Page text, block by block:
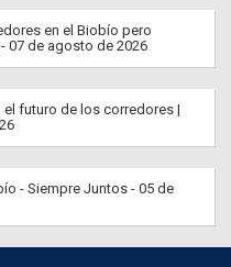
en el Biobío pero
07 de agosto de 2026
futuro de los corredores |
- Siempre Juntos - 05 de